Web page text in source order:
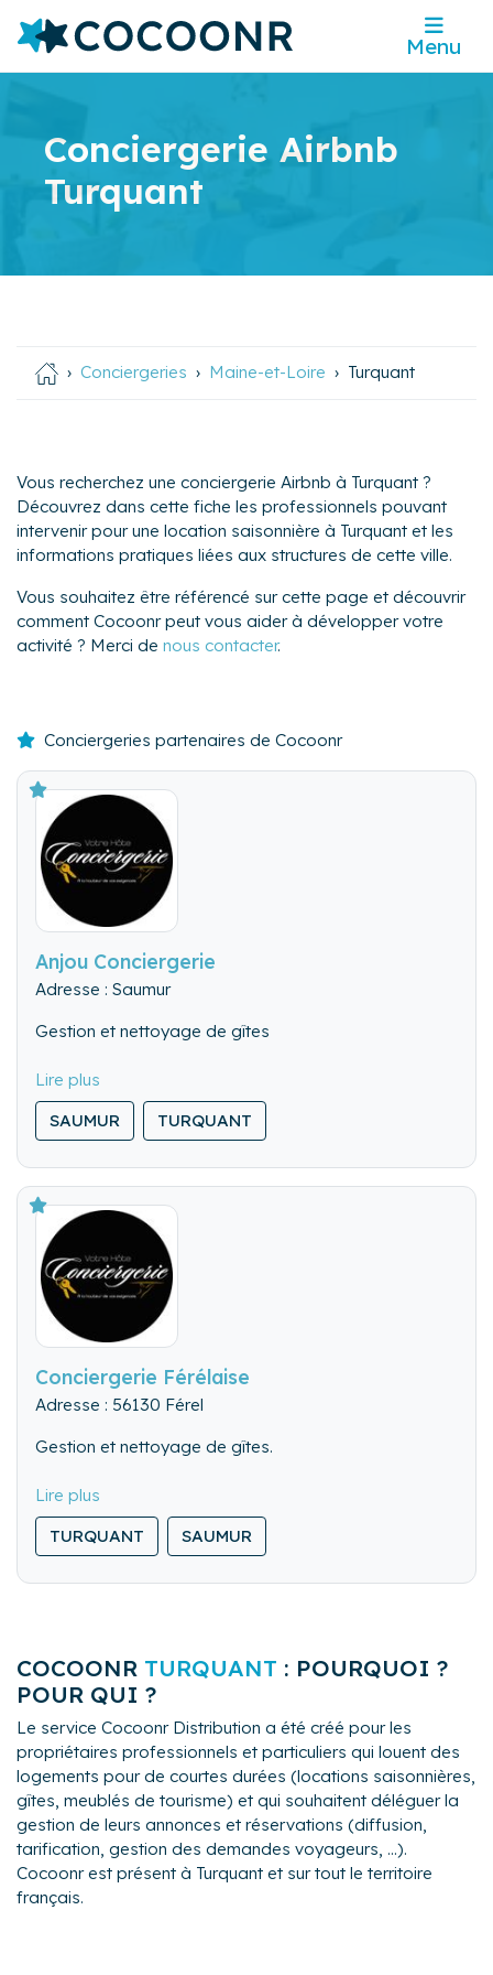
Menu
Conciergerie Airbnb
Turquant
Conciergeries Maine-et-Loire Turquant
Vous recherchez une conciergerie Airbnb à Turquant ?
Découvrez dans cette fiche les professionnels pouvant
intervenir pour une location saisonnière à Turquant et les
informations pratiques liées aux structures de cette ville.
Vous souhaitez être référencé sur cette page et découvrir
comment Cocoonr peut vous aider à développer votre
activité ? Merci de nous contacter.
Conciergeries partenaires de Cocoonr
Anjou Conciergerie
Adresse : Saumur
Gestion et nettoyage de gîtes
SAUMUR TURQUANT
Conciergerie Férélaise
Adresse : 56130 Férel
Gestion et nettoyage de gîtes.
TURQUANT SAUMUR
COCOONR TURQUANT : POURQUOI ?
POUR QUI ?
Le service Cocoonr Distribution a été créé pour les
propriétaires professionnels et particuliers qui louent des
logements pour de courtes durées (locations saisonnières,
gîtes, meublés de tourisme) et qui souhaitent déléguer la
gestion de leurs annonces et réservations (diffusion,
tarification, gestion des demandes voyageurs, ...).
Cocoonr est présent à Turquant et sur tout le territoire
français.